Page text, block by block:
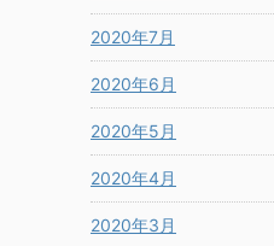
2020年7月
2020年6月
2020年5月
2020年4月
2020年3月